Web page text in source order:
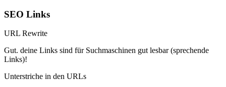
SEO Links
URL Rewrite
Gut. deine Links sind für Suchmaschinen gut lesbar (sprechende
Links)!
Unterstriche in den URLs